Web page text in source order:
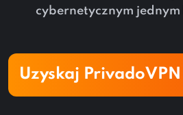
cybernetycznym
Uzyskaj PrivadoVPN